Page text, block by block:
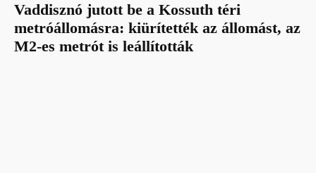
Vaddisznó jutott be a Kossuth téri
metróállomásra: kiürítették az állomást, az
M2-es metrót is leállították